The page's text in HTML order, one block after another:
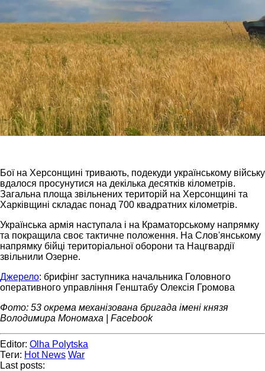
Бої на Херсонщині тривають, подекуди українському війську
вдалося просунутися на декілька десятків кілометрів.
Загальна площа звільнених територій на Херсонщині та
Харківщині складає понад 700 квадратних кілометрів.
Українська армія наступала і на Краматорському напрямку
та покращила своє тактичне положення. На Слов'янському
напрямку бійці територіальної оборони та Нацгвардії
звільнили Озерне.
Джерело: брифінг заступника начальника Головного
оперативного управління Генштабу Олексія Громова
Фото: 53 окрема механізована бригада імені князя
Володимира Мономаха | Facebook
Editor: Olha Polytska
Теги: Hot News War
Last posts: